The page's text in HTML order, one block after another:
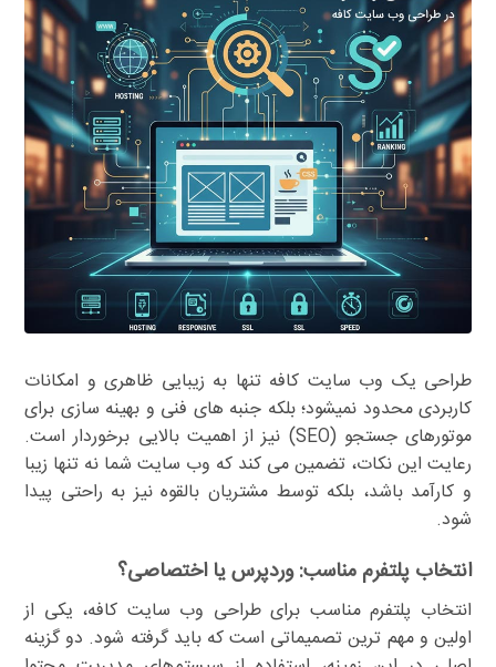
طراحی یک وب سایت کافه تنها به زیبایی ظاهری و امکانات
کاربردی محدود نمیشود؛ بلکه جنبه های فنی و بهینه سازی برای
موتورهای جستجو (SEO) نیز از اهمیت بالایی برخوردار است.
رعایت این نکات، تضمین می کند که وب سایت شما نه تنها زیبا
و کارآمد باشد، بلکه توسط مشتریان بالقوه نیز به راحتی پیدا
شود.
انتخاب پلتفرم مناسب: وردپرس یا اختصاصی؟
انتخاب پلتفرم مناسب برای طراحی وب سایت کافه، یکی از
اولین و مهم ترین تصمیماتی است که باید گرفته شود. دو گزینه